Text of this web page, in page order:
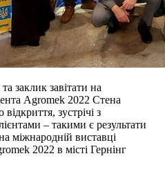
заклик завітати на
Agromek 2022 Стена
зустрічі з
– такими є результати
міжнародній виставці
2022 в місті Гернінг